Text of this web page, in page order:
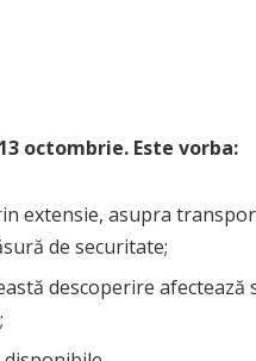
octombrie. Este vorba:
extensie, asupra
de securitate;
descoperire afectează